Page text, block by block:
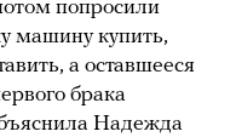
попросили
машину купить,
а оставшееся
брака
Надежда